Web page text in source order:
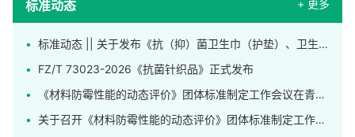
标准动态 + 更多
标准动态 || 关于发布《抗（抑）菌卫生巾（护垫）、卫生裤》团体标准的公告
FZ/T 73023-2026《抗菌针织品》正式发布
《材料防霉性能的动态评价》团体标准制定工作会议在青岛召开
关于召开《材料防霉性能的动态评价》团体标准制定工作会议的通知